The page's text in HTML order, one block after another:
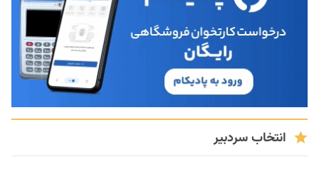
انتخاب سردبیر